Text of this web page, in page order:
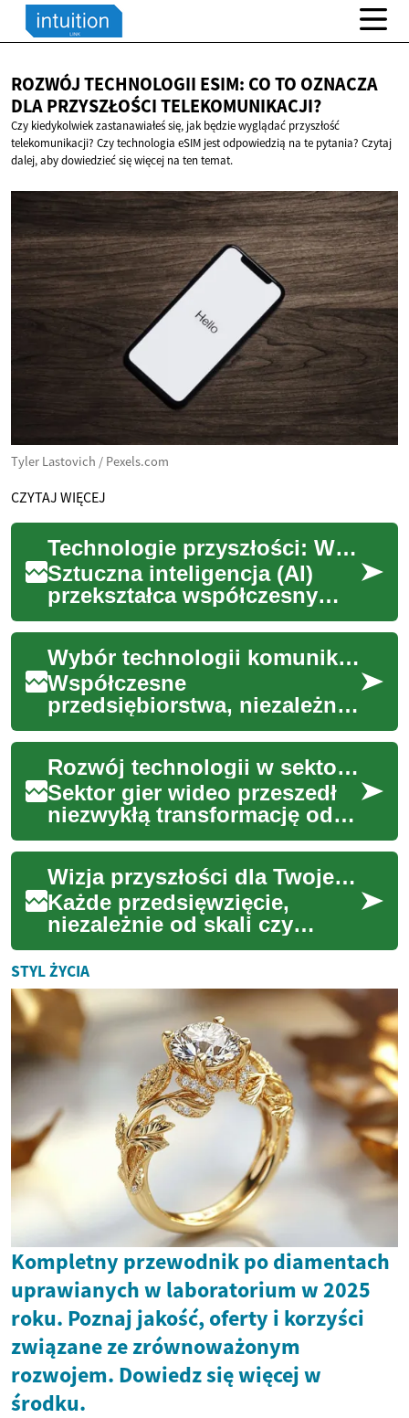
ROZWÓJ TECHNOLOGII ESIM: CO TO OZNACZA
DLAPRZYSZŁOŚCI TELEKOMUNIKACJI?
Czy kiedykolwiek zastanawiałeś się, jak będzie wyglądać przyszłość
telekomunikacji? Czy technologia eSIM jest odpowiedzią na te pytania? Czytaj
dalej, aby dowiedzieć się więcej na ten temat.
Tyler Lastovich / Pexels.com
CZYTAJ WIĘCEJ
Technologie przyszłości: Wpływ AI na społeczeństwo
Sztuczna inteligencja (AI)
przekształca współczesny
świat w sposób, który jeszcze
kilka dekad temu wydawał się
domeną...
Wybór technologii komunikacyjnych dla przedsiębiorstw
Współczesne
przedsiębiorstwa, niezależnie
od ich wielkości i branży,
stają przed wyzwaniem
efektywnej komunikacji. Kl...Rozwój technologii w sektorze gier wideo
Sektor gier wideo przeszedł
niezwykłą transformację od
swoich początków, stając się
globalnym fenomenem
rozrywki. Ta ...
Wizja przyszłości dla Twojej działalności
Każde przedsięwzięcie,
niezależnie od skali czy
branży, wymaga solidnych
fundamentów, aby osiągnąć
długoterminowy suk...
STYL ŻYCIA
Kompletny przewodnik po diamentach
uprawianych w laboratorium w 2025
roku. Poznaj jakość, oferty i korzyści
związane ze zrównoważonym
rozwojem. Dowiedz się więcej w
środku.